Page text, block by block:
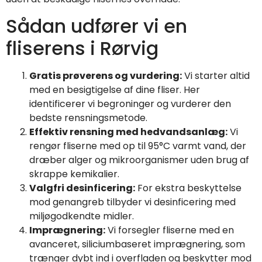
Sådan udfører vi en
fliserens i Rørvig
Gratis prøverens og vurdering:Vi starter altid
med en besigtigelse af dine fliser. Her
identificerer vi begroninger og vurderer den
bedste rensningsmetode.
Effektiv rensning med hedvandsanlæg:Vi
rengør fliserne med op til 95°C varmt vand, der
dræber alger og mikroorganismer uden brug af
skrappe kemikalier.
Valgfri desinficering: For ekstra beskyttelse
mod genangreb tilbyder vi desinficering med
miljøgodkendte midler.
Imprægnering:Vi forsegler fliserne med en
avanceret, siliciumbaseret imprægnering, som
trænger dybt ind i overfladen og beskytter mod